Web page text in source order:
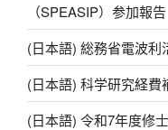
（SPEASIP）参加報告
(日本語) 総務省電波利
(日本語) 科学研究経
(日本語) 令和7年度修